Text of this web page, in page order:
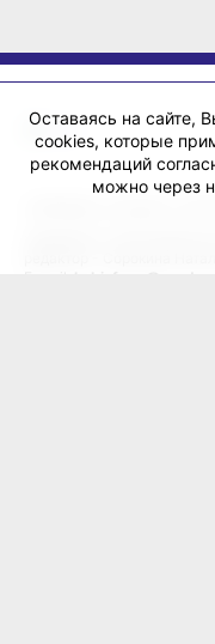
«ХабИнфо»: интернет-
Учредитель: ООО
Оставаясь на сайте,
cookies, которые
рекомендаций
можно через